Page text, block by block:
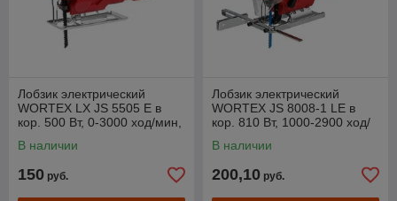
Лобзик электрический
WORTEX LX JS 5505 E в
кор. 500 Вт, 0-3000 ход/мин,
В наличии
150 руб.
Лобзик электрический
WORTEX JS 8008-1 LE в
кор. 810 Вт, 1000-2900 ход/
В наличии
200,10 руб.